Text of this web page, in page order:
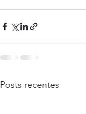
Posts recentes